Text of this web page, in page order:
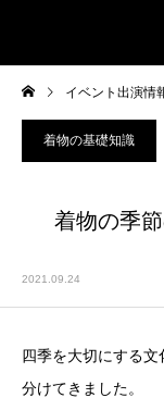
イベント出演情
着物の基礎知識
着物の季
2021.09.24
四季を大切にする
分けてきました。